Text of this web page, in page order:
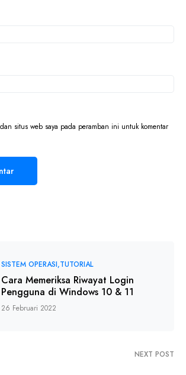
situs web saya pada peramban ini untuk komentar
SISTEM OPERASI TUTORIAL
Cara Memeriksa Riwayat Login
Pengguna di Windows 10 & 11
26 Februari 2022
NEXT POST